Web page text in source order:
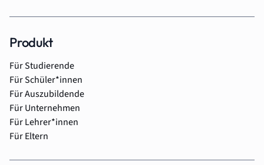
Produkt
Für Studierende
Für Schüler*innen
Für Auszubildende
Für Unternehmen
Für Lehrer*innen
Für Eltern